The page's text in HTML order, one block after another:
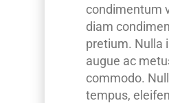
condimentum
diam
pretium. Nulla
augue ac
commodo.
tempus,